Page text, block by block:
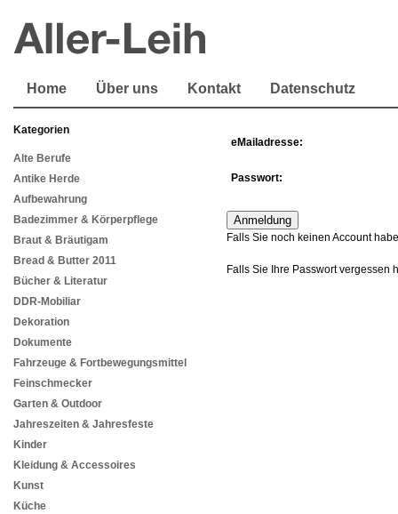
Home Über uns Kontakt Datenschutz
Kategorien
Alte Berufe
Antike Herde
Aufbewahrung
Badezimmer & Körperpflege
Braut & Bräutigam
Bread & Butter 2011
Bücher & Literatur
DDR-Mobiliar
Dekoration
Dokumente
Fahrzeuge & Fortbewegungsmittel
Feinschmecker
Garten & Outdoor
Jahreszeiten & Jahresfeste
Kinder
Kleidung & Accessoires
Kunst
Küche
eMailadresse:
Passwort:
Falls Sie noch keinen Account
Falls Sie Ihre Passwort vergessen